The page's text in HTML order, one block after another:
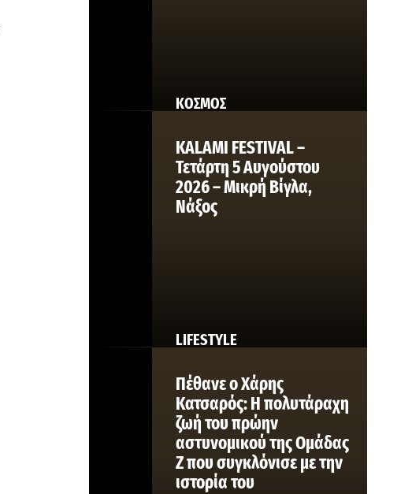
ΚΟΣΜΟΣ
LIFESTYLE
KALAMI FESTIVAL –
Τετάρτη 5 Αυγούστου
2026 – Μικρή Βίγλα,
Νάξος
Πέθανε ο Χάρης
Κατσαρός: Η πολυτάραχη
ζωή του πρώην
αστυνομικού της Ομάδας
Ζ που συγκλόνισε με την
ιστορία του